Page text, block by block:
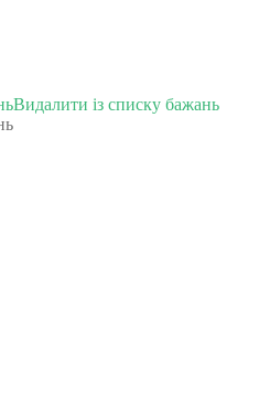
Видалити із списку бажань